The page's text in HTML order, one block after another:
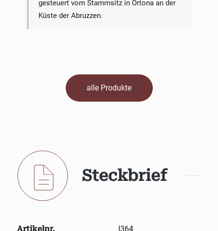
gesteuert vom Stammsitz in Ortona an der
Küste der Abruzzen.
alle Produkte
Steckbrief
Artikelnr. I364